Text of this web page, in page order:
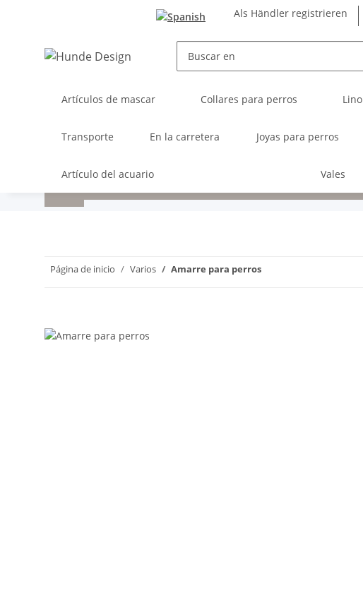
Als Händler registrieren
Artículos de mascar Collares para perros Lino
Transporte En la carretera Joyas para perros
Artículo del acuario Vales
Página de inicio Varios Amarre para perros